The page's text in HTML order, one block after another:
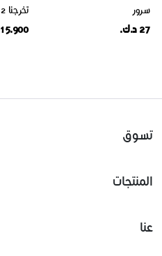
سرور
27 د.ك.
تخرجنا 2
15.900 د.ك.
تسوق
المنتجات
عنا